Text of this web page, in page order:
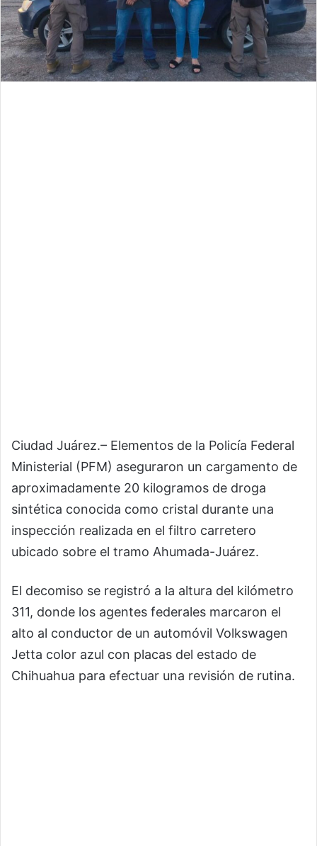
Ciudad Juárez.– Elementos de la Policía Federal
Ministerial (PFM) aseguraron un cargamento de
aproximadamente 20 kilogramos de droga
sintética conocida como cristal durante una
inspección realizada en el filtro carretero
ubicado sobre el tramo Ahumada-Juárez.
El decomiso se registró a la altura del kilómetro
311, donde los agentes federales marcaron el
alto al conductor de un automóvil Volkswagen
Jetta color azul con placas del estado de
Chihuahua para efectuar una revisión de rutina.